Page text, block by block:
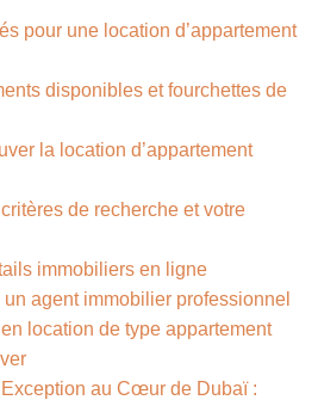
pour une location d’appartement
disponibles et fourchettes de
la location d’appartement
de recherche et votre
immobiliers en ligne
agent immobilier professionnel
location de type appartement
au Cœur de Dubaï :